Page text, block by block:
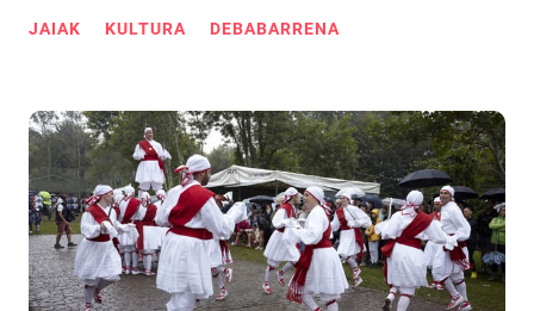
JAIAK KULTURA DEBABARRENA